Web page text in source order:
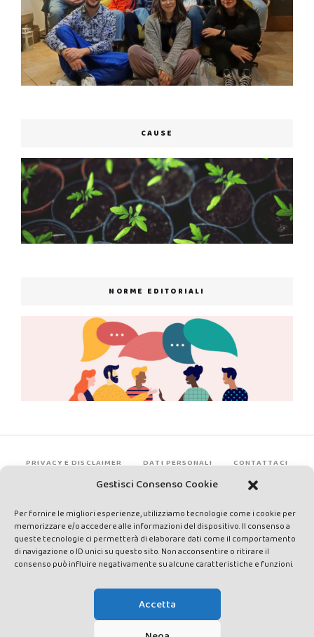
Gestisci Consenso Cookie
Per fornire le migliori esperienze, utilizziamo tecnologie come i cookie per
memorizzare e/o accedere alle informazioni del dispositivo. Il consenso a
queste tecnologie ci permetterà di elaborare dati come il comportamento
di navigazione o ID unici su questo sito. Non acconsentire o ritirare il
consenso può influire negativamente su alcune caratteristiche e funzioni.
Accetta
CAUSE
NORME EDITORIALI
PRIVACY E DISCLAIMER DATI PERSONALI CONTATTACI
rights reserved - Testata registrata presso il Tribunale di Siena con
autorizzazione n°1 del 12/04/2014 - Direttrice Responsabile: Chiara
Cacace - E-mail: direzione@lavaldichiana.it - Editore: Valdichiana